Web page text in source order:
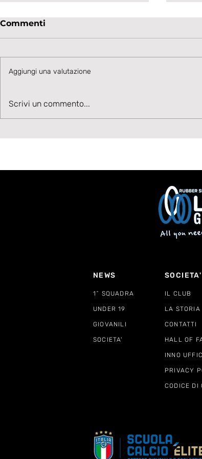
Talento in accelerazione:
Commenti
Aggiungi una valutazione
Scrivi un commento...
NEWS SOCIETA'
1^ SQUADRA IL CLUB
UNDER 19 LA STORIA
GIOVANILI CONTATTI
SOCIETA' HALL OF
INNO
PRIVACY
CODICE DI